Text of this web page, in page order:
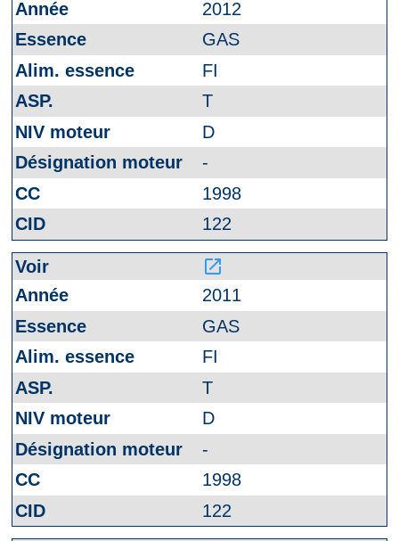
2012
GAS
FI
T
D
-
1998
122
launch
2011
GAS
FI
T
D
-
1998
122